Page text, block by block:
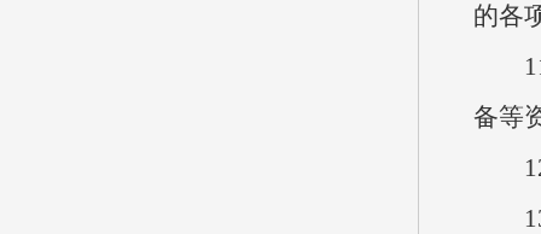
的各
11
备等
12
13